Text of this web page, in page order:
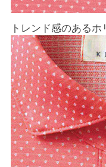
トレンド感のあるホ